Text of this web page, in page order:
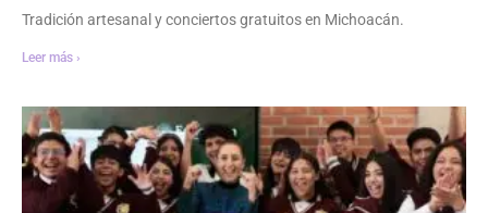
Tradición artesanal y conciertos gratuitos en Michoacán.
Leer más ›